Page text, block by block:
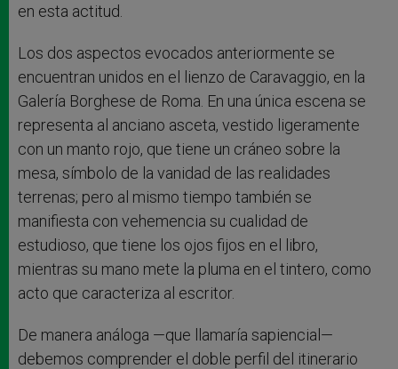
en esta actitud.
Los dos aspectos evocados anteriormente se
encuentran unidos en el lienzo de Caravaggio, en la
Galería Borghese de Roma. En una única escena se
representa al anciano asceta, vestido ligeramente
con un manto rojo, que tiene un cráneo sobre la
mesa, símbolo de la vanidad de las realidades
terrenas; pero al mismo tiempo también se
manifiesta con vehemencia su cualidad de
estudioso, que tiene los ojos fijos en el libro,
mientras su mano mete la pluma en el tintero, como
acto que caracteriza al escritor.
De manera análoga —que llamaría sapiencial—
debemos comprender el doble perfil del itinerario